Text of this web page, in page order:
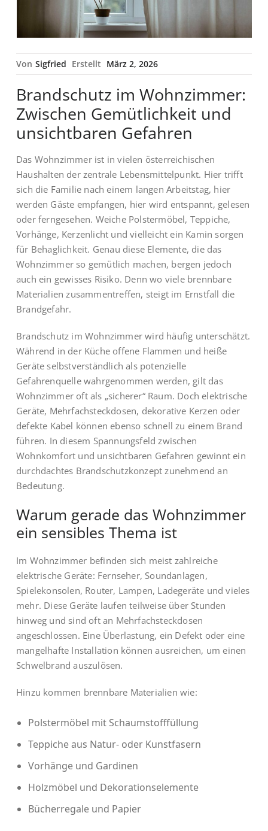
Von Sigfried Erstellt März 2, 2026
Brandschutz im Wohnzimmer:
Zwischen Gemütlichkeit und
unsichtbaren Gefahren
Das Wohnzimmer ist in vielen österreichischen
Haushalten der zentrale Lebensmittelpunkt. Hier trifft
sich die Familie nach einem langen Arbeitstag, hier
werden Gäste empfangen, hier wird entspannt, gelesen
oder ferngesehen. Weiche Polstermöbel, Teppiche,
Vorhänge, Kerzenlicht und vielleicht ein Kamin sorgen
für Behaglichkeit. Genau diese Elemente, die das
Wohnzimmer so gemütlich machen, bergen jedoch
auch ein gewisses Risiko. Denn wo viele brennbare
Materialien zusammentreffen, steigt im Ernstfall die
Brandgefahr.
Brandschutz im Wohnzimmer wird häufig unterschätzt.
Während in der Küche offene Flammen und heiße
Geräte selbstverständlich als potenzielle
Gefahrenquelle wahrgenommen werden, gilt das
Wohnzimmer oft als „sicherer“ Raum. Doch elektrische
Geräte, Mehrfachsteckdosen, dekorative Kerzen oder
defekte Kabel können ebenso schnell zu einem Brand
führen. In diesem Spannungsfeld zwischen
Wohnkomfort und unsichtbaren Gefahren gewinnt ein
durchdachtes Brandschutzkonzept zunehmend an
Bedeutung.
Warum gerade das Wohnzimmer
ein sensibles Thema ist
Im Wohnzimmer befinden sich meist zahlreiche
elektrische Geräte: Fernseher, Soundanlagen,
Spielekonsolen, Router, Lampen, Ladegeräte und vieles
mehr. Diese Geräte laufen teilweise über Stunden
hinweg und sind oft an Mehrfachsteckdosen
angeschlossen. Eine Überlastung, ein Defekt oder eine
mangelhafte Installation können ausreichen, um einen
Schwelbrand auszulösen.
Hinzu kommen brennbare Materialien wie:
Polstermöbel mit Schaumstofffüllung
Teppiche aus Natur- oder Kunstfasern
Vorhänge und Gardinen
Holzmöbel und Dekorationselemente
Bücherregale und Papier